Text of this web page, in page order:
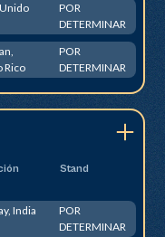
POR
DETERMINAR
Rico
POR
DETERMINAR
Stand
India
POR
DETERMINAR